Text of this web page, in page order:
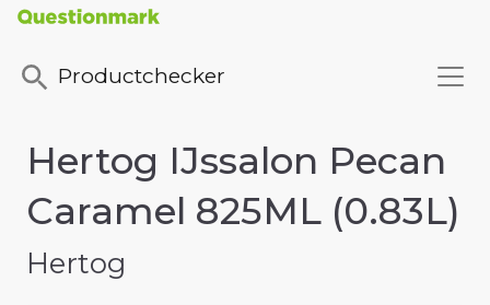
Productchecker
Hertog IJssalon Pecan
Caramel 825ML (0.83L)
Hertog